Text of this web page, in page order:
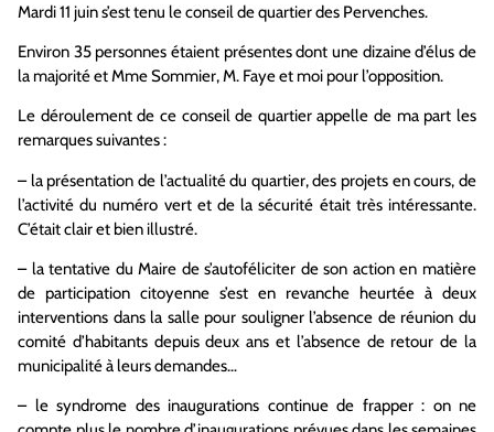
Mardi 11 juin s’est tenu le conseil de quartier des Pervenches.
Environ 35 personnes étaient présentes dont une dizaine d’élus de
la majorité et Mme Sommier, M. Faye et moi pour l’opposition.
Le déroulement de ce conseil de quartier appelle de ma part les
remarques suivantes :
– la présentation de l’actualité du quartier, des projets en cours, de
l’activité du numéro vert et de la sécurité était très intéressante.
C’était clair et bien illustré.
– la tentative du Maire de s’autoféliciter de son action en matière
de participation citoyenne s’est en revanche heurtée à deux
interventions dans la salle pour souligner l’absence de réunion du
comité d’habitants depuis deux ans et l’absence de retour de la
municipalité à leurs demandes…
– le syndrome des inaugurations continue de frapper : on ne